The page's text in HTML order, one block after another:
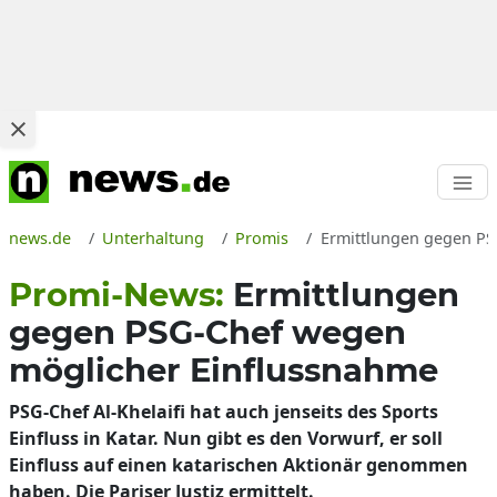
news.de Unterhaltung Promis Ermittlungen gegen
Promi-News: Ermittlungen
gegen PSG-Chef wegen
möglicher Einflussnahme
PSG-Chef Al-Khelaifi hat auch jenseits des Sports
Einfluss in Katar. Nun gibt es den Vorwurf, er soll
Einfluss auf einen katarischen Aktionär genommen
haben. Die Pariser Justiz ermittelt.